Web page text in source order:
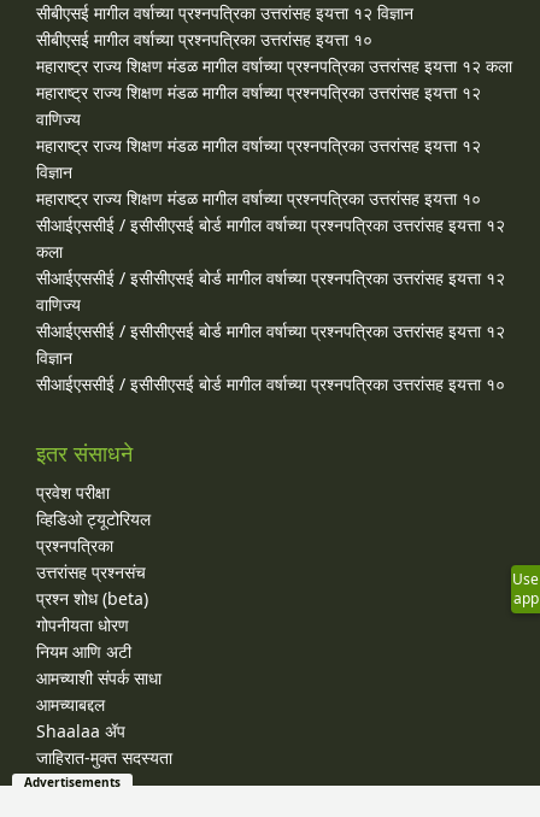
सीबीएसई मागील वर्षाच्या प्रश्‍नपत्रिका उत्तरांसह इयत्ता १२ विज्ञान
सीबीएसई मागील वर्षाच्या प्रश्‍नपत्रिका उत्तरांसह इयत्ता १०
महाराष्ट्र राज्य शिक्षण मंडळ मागील वर्षाच्या प्रश्‍नपत्रिका उत्तरांसह इयत्ता १२ कला
महाराष्ट्र राज्य शिक्षण मंडळ मागील वर्षाच्या प्रश्‍नपत्रिका उत्तरांसह इयत्ता १२
वाणिज्य
महाराष्ट्र राज्य शिक्षण मंडळ मागील वर्षाच्या प्रश्‍नपत्रिका उत्तरांसह इयत्ता १२
विज्ञान
महाराष्ट्र राज्य शिक्षण मंडळ मागील वर्षाच्या प्रश्‍नपत्रिका उत्तरांसह इयत्ता १०
सीआईएससीई / इसीसीएसई बोर्ड मागील वर्षाच्या प्रश्‍नपत्रिका उत्तरांसह इयत्ता १२
कला
सीआईएससीई / इसीसीएसई बोर्ड मागील वर्षाच्या प्रश्‍नपत्रिका उत्तरांसह इयत्ता १२
वाणिज्य
सीआईएससीई / इसीसीएसई बोर्ड मागील वर्षाच्या प्रश्‍नपत्रिका उत्तरांसह इयत्ता १२
विज्ञान
सीआईएससीई / इसीसीएसई बोर्ड मागील वर्षाच्या प्रश्‍नपत्रिका उत्तरांसह इयत्ता १०
इतर संसाधने
प्रवेश परीक्षा
व्हिडिओ ट्यूटोरियल
प्रश्नपत्रिका
उत्तरांसह प्रश्नसंच
प्रश्न शोध (beta)
गोपनीयता धोरण
नियम आणि अटी
आमच्याशी संपर्क साधा
आमच्याबद्दल
Shaalaa ॲप
जाहिरात-मुक्त सदस्यता
Use
app
Advertisements